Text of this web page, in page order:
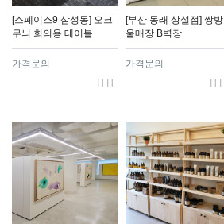
[스페이스9 삼성동] 오크
무늬 회의용 테이블
가격문의
[부산 동래 상설점] 쌍방
울매장 B벽장
가격문의